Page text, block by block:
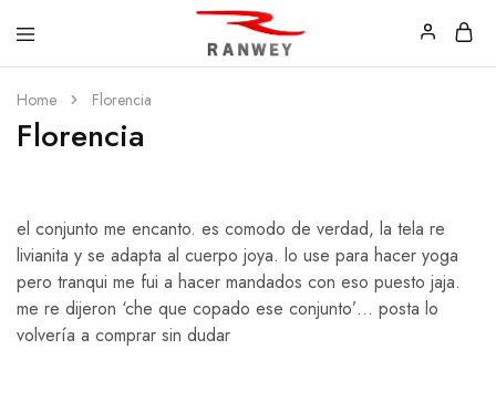
|
Tu
Estilo,
Estilo,
Tu
Diseño
Calzas
Home Florencia
Florencia
el conjunto me encanto. es comodo de verdad, la tela re
livianita y se adapta al cuerpo joya. lo use para hacer yoga
pero tranqui me fui a hacer mandados con eso puesto jaja.
me re dijeron ‘che que copado ese conjunto’… posta lo
volvería a comprar sin dudar